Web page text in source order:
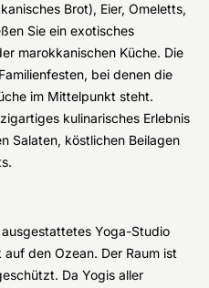
Brot), Eier, Omeletts,
Sie ein exotisches
marokkanischen Küche. Die
bei denen die
im Mittelpunkt steht.
kulinarisches Erlebnis
Salaten, köstlichen Beilagen
Yoga-Studio
den Ozean. Der Raum ist
Da Yogis aller